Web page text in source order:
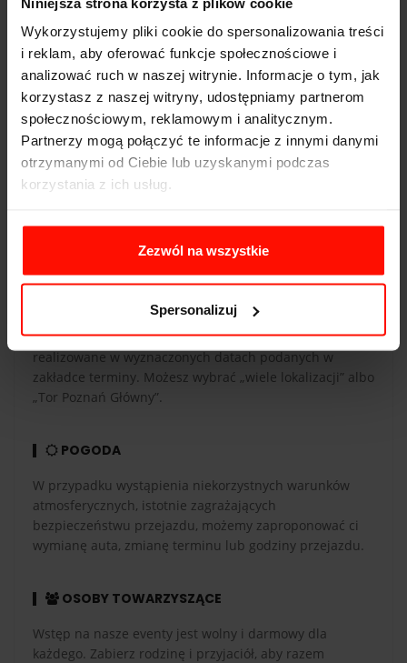
Wykorzystujemy pliki cookie do spersonalizowania treści
i reklam, aby oferować funkcje społecznościowe i
analizować ruch w naszej witrynie. Informacje o tym, jak
korzystasz z naszej witryny, udostępniamy partnerom
społecznościowym, reklamowym i analitycznym.
Partnerzy mogą połączyć te informacje z innymi danymi
otrzymanymi od Ciebie lub uzyskanymi podczas
korzystania z ich usług.
Zezwól na wszystkie
Spersonalizuj
jeden z najbardziej ekscytujących samochodów w
naszej ofercie.
Pojedynek KTM i Subaru będzie też
doskonałym pomysłem na prezent dla mężczyzny, który
jest zakochany w szybkich autach sportowych.
Aby zrealizować voucher, wybierz tor i zarezerwuj
termin przejazdu. Jeżeli chcesz poprowadzić auto,
musisz mieć ważne prawo jazdy kat. B.
CZAS PRZEJAZDU
Czas przejazdu zależy od długości toru, liczby okrążeń
LOKALIZACJA I TERMINY
Jeździmy na 11 torach w całej Polsce. Przejazdy są
realizowane w wyznaczonych datach podanych w
zakładce terminy. Możesz wybrać „wiele lokalizacji” albo
„Tor Poznań Główny”.
POGODA
W przypadku wystąpienia niekorzystnych warunków
atmosferycznych, istotnie zagrażających
bezpieczeństwu przejazdu, możemy zaproponować ci
wymianę auta, zmianę terminu lub godziny przejazdu.
OSOBY TOWARZYSZĄCE
Wstęp na nasze eventy jest wolny i darmowy dla
każdego. Zabierz rodzinę i przyjaciół, aby razem